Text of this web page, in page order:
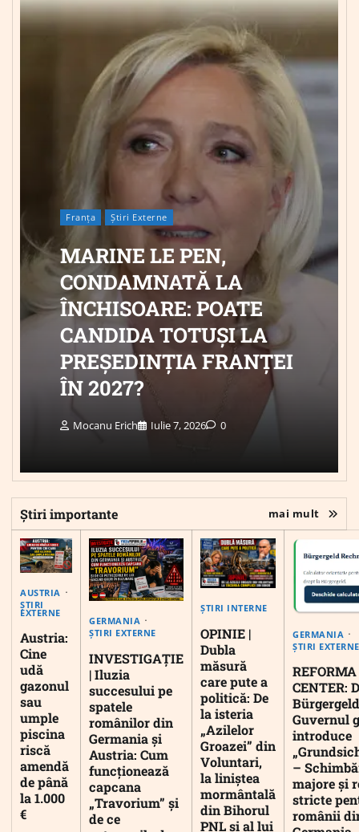
Franța Știri Externe
MARINE LE PEN,
CONDAMNATĂ LA
ÎNCHISOARE: POATE
CANDIDA TOTUȘI LA
PREȘEDINȚIA FRANȚEI
ÎN 2027?
Mocanu Erich Iulie 7, 2026 0
Știri importante mai mult
AUSTRIA
ȘTIRI
EXTERNE
Austria:
Cine
udă
gazonul
sau
umple
piscina
riscă
amendă
de până
la 1.000
€
GERMANIA
ȘTIRI EXTERNE
INVESTIGAȚIE
| Iluzia
succesului pe
spatele
românilor din
Germania și
Austria: Cum
funcționează
capcana
„Travorium” și
de ce
ȘTIRI INTERNE
OPINIE |
Dubla
măsură
care pute a
politică: De
la isteria
„Azilelor
Groazei” din
Voluntari,
la liniștea
mormântală
din Bihorul
PNL și al lui
GERMANIA
ȘTIRI EXTERNE
CENTER:
Guvernul
introduce
–
majore și
stricte
românii